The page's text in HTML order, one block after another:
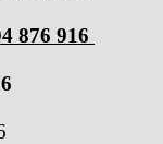
876 916